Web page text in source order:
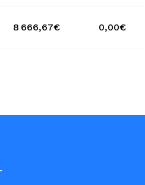
8 666,67€ 0,00€